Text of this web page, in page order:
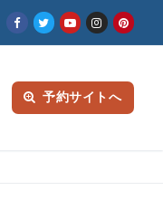
予約サイトへ